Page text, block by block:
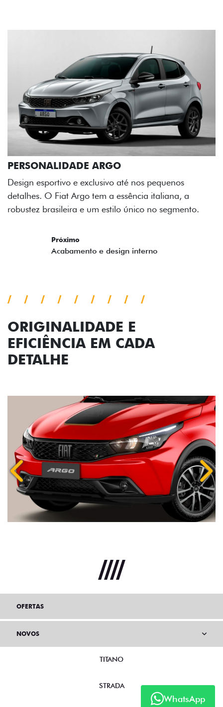
a
ORIGINALIDADE E
EFICIÊNCIA EM CADA
DETALHE
Anterior
WhatsApp
OFERTAS
NOVOS
TITANO
STRADA